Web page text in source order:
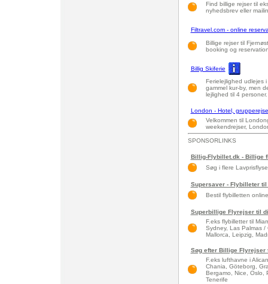
Find billige rejser til
nyhedsbrev eller
Filtravel.com - online
Billige rejser til
booking og
Billig Skiferie
Ferielejlighed udlejes
gammel kur-by, men
lejlighed til 4 personer.
London - Hotel,
Velkommen til
weekendrejser,
SPONSORLINKS
Billig-Flybillet.dk - Billige
Søg i flere
Supersaver - Flybilleter
Bestil flybilletten
Superbillige Flyrejser til
F.eks flybilletter til
Sydney, Las Palmas /
Mallorca, Leipzig,
Søg efter Billige Flyrejser
F.eks lufthavne i
Chania, Göteborg,
Bergamo, Nice, Oslo,
Tenerife